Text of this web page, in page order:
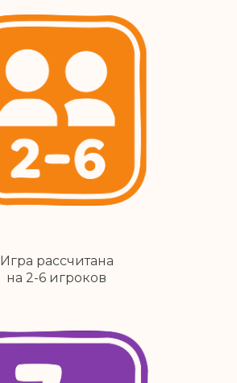
Игра рассчитана
на 2-6 игроков